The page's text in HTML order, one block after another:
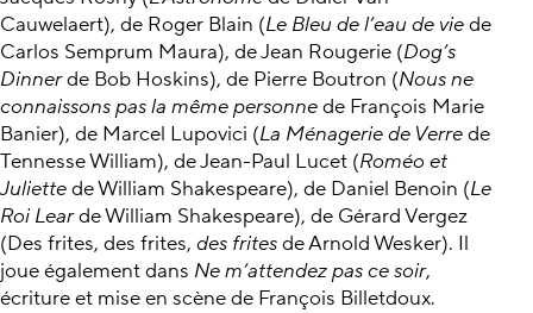
Cauwelaert), de Roger Blain (Le Bleu de l’eau de viede
Carlos Semprum Maura), de Jean Rougerie (Dog’s
Dinnerde Bob Hoskins), de Pierre Boutron (Nous ne
connaissons pas la même personnede François Marie
Banier), de Marcel Lupovici (La Ménagerie de Verrede
Tennesse William), de Jean-Paul Lucet (Roméo et
Juliettede William Shakespeare), de Daniel Benoin (Le
Roi Learde William Shakespeare), de Gérard Vergez
(Des frites, des frites, des fritesde Arnold Wesker). Il
joue également dans Ne m’attendez pas ce soir,
écriture et mise en scène de François Billetdoux.